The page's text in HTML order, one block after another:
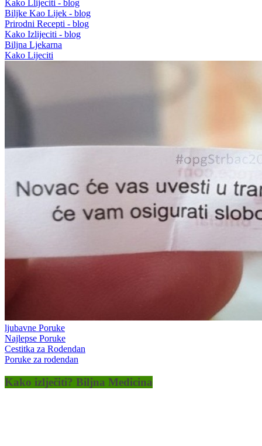
Kako Llijeciti - blog
Biljke Kao Lijek - blog
Prirodni Recepti - blog
Kako Izlijeciti - blog
Biljna Ljekarna
Kako Lijeciti
ljubavne Poruke
Najlepse Poruke
Cestitka za Rodendan
Poruke za rodendan
Kako izlječiti? Biljna Medicina